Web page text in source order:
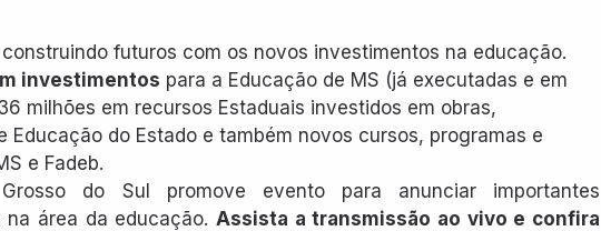
futuros com os novos investimentos na educação.
investimentos para a Educação de MS (já executadas e em
milhões em recursos Estaduais investidos em obras,
Educação do Estado e também novos cursos, programas e
e Fadeb.
do Sul promove evento para anunciar importantes
área da educação. Assista a transmissão ao vivo e confira